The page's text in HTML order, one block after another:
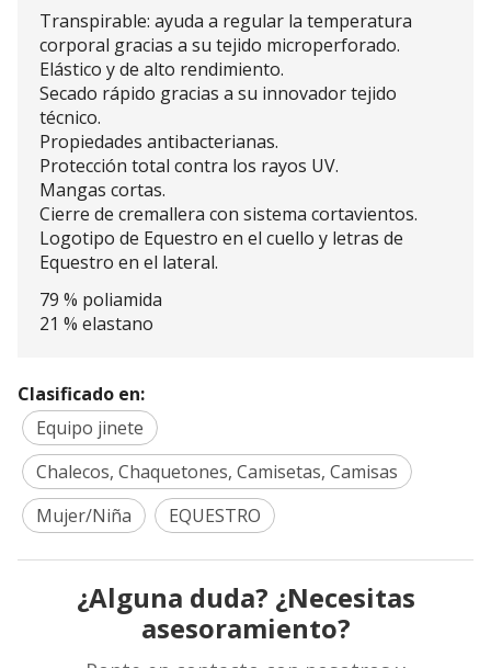
Transpirable: ayuda a regular la temperatura
corporal gracias a su tejido microperforado.
Elástico y de alto rendimiento.
Secado rápido gracias a su innovador tejido
técnico.
Propiedades antibacterianas.
Protección total contra los rayos UV.
Mangas cortas.
Cierre de cremallera con sistema cortavientos.
Logotipo de Equestro en el cuello y letras de
Equestro en el lateral.
79 % poliamida
21 % elastano
Clasificado en:
Equipo jinete
Chalecos, Chaquetones, Camisetas, Camisas
Mujer/Niña
EQUESTRO
¿Alguna duda? ¿Necesitas
asesoramiento?